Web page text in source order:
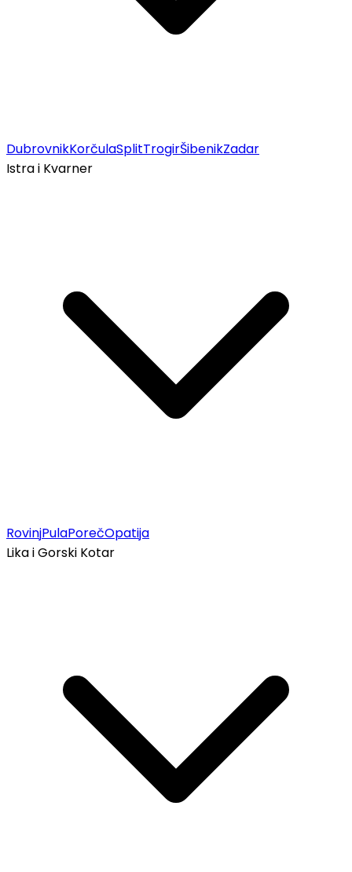
DubrovnikKorčulaSplitTrogirŠibenikZadar
Istra i Kvarner
RovinjPulaPorečOpatija
Lika i Gorski Kotar